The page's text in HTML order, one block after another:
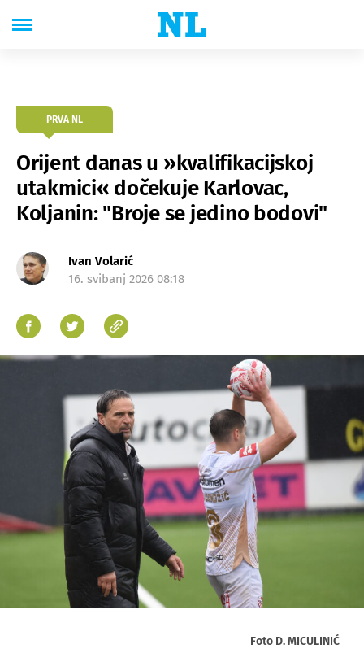
PRVA NL
Orijent danas u »kvalifikacijskoj
utakmici« dočekuje Karlovac,
Koljanin: "Broje se jedino bodovi"
Ivan Volarić
16. svibanj 2026 08:18
Foto D. MICULINIĆ